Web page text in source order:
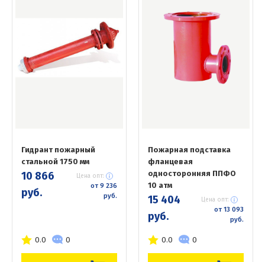
Гидрант пожарный
стальной 1750 мм
10 866
руб.
Цена опт:
от 9 236
руб.
0.0 0
Пожарная подставка
фланцевая
односторонняя ППФО
10 атм
15 404
руб.
Цена опт:
от 13 093
руб.
0.0 0